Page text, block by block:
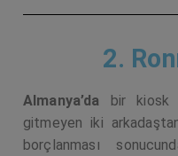
2.
Almanya’da bir
gitmeyen iki
borçlanması